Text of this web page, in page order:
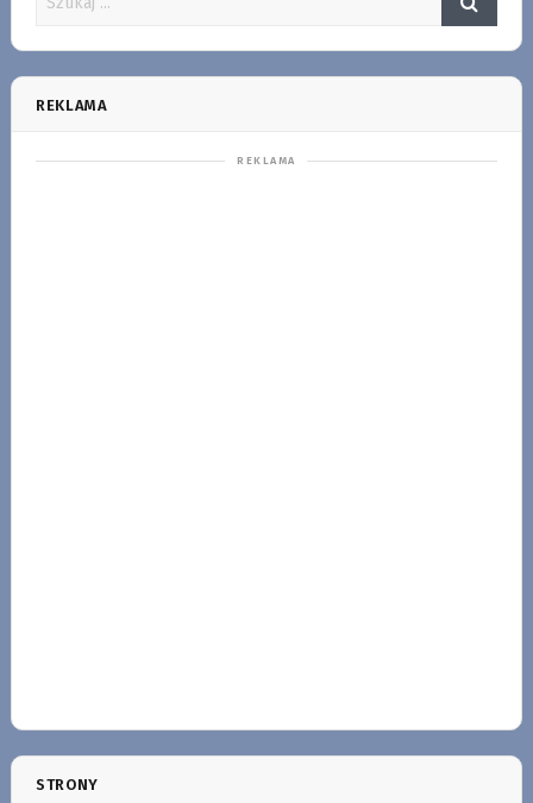
REKLAMA
STRONY